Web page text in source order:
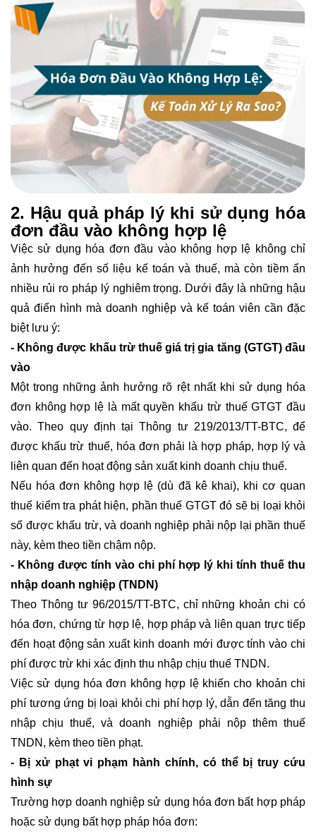
2. Hậu quả pháp lý khi sử dụng hóa
đơn đầu vào không hợp lệ
Việc sử dụng hóa đơn đầu vào không hợp lệ không chỉ
ảnh hưởng đến số liệu kế toán và thuế, mà còn tiềm ẩn
nhiều rủi ro pháp lý nghiêm trọng. Dưới đây là những hậu
quả điển hình mà doanh nghiệp và kế toán viên cần đặc
biệt lưu ý:
- Không được khấu trừ thuế giá trị gia tăng (GTGT) đầu
vào
Một trong những ảnh hưởng rõ rệt nhất khi sử dụng hóa
đơn không hợp lệ là mất quyền khấu trừ thuế GTGT đầu
vào. Theo quy định tại Thông tư 219/2013/TT-BTC, để
được khấu trừ thuế, hóa đơn phải là hợp pháp, hợp lý và
liên quan đến hoạt động sản xuất kinh doanh chịu thuế.
Nếu hóa đơn không hợp lệ (dù đã kê khai), khi cơ quan
thuế kiểm tra phát hiện, phần thuế GTGT đó sẽ bị loại khỏi
số được khấu trừ, và doanh nghiệp phải nộp lại phần thuế
này, kèm theo tiền chậm nộp.
- Không được tính vào chi phí hợp lý khi tính thuế thu
nhập doanh nghiệp (TNDN)
Theo Thông tư 96/2015/TT-BTC, chỉ những khoản chi có
hóa đơn, chứng từ hợp lệ, hợp pháp và liên quan trực tiếp
đến hoạt động sản xuất kinh doanh mới được tính vào chi
phí được trừ khi xác định thu nhập chịu thuế TNDN.
Việc sử dụng hóa đơn không hợp lệ khiến cho khoản chi
phí tương ứng bị loại khỏi chi phí hợp lý, dẫn đến tăng thu
nhập chịu thuế, và doanh nghiệp phải nộp thêm thuế
TNDN, kèm theo tiền phạt.
- Bị xử phạt vi phạm hành chính, có thể bị truy cứu
hình sự
Trường hợp doanh nghiệp sử dụng hóa đơn bất hợp pháp
hoặc sử dụng bất hợp pháp hóa đơn: